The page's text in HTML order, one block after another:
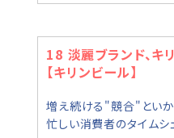
18 淡麗ブランド、キ
【キリンビール】
増え続ける"競合"とい
忙しい消費者のタイム